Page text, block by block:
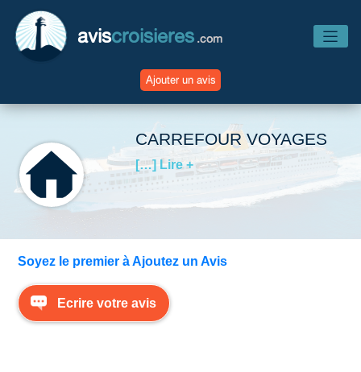
aviscroisieres .com
Ajouter un avis
Accueil
Avis Compagnies
Avis Escales
CARREFOUR VOYAGES
[…] Lire +
Soyez le premier à Ajoutez un Avis
Ecrire votre avis